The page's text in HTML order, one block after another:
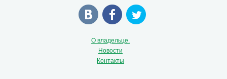
О владельце.
Новости
Контакты